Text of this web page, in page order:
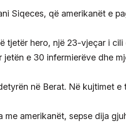
tjetër hero, një 23-vjeçar i
jetën e 30 infermierëve dhe
në Berat. Në kujtimet
me amerikanët, sepse dija